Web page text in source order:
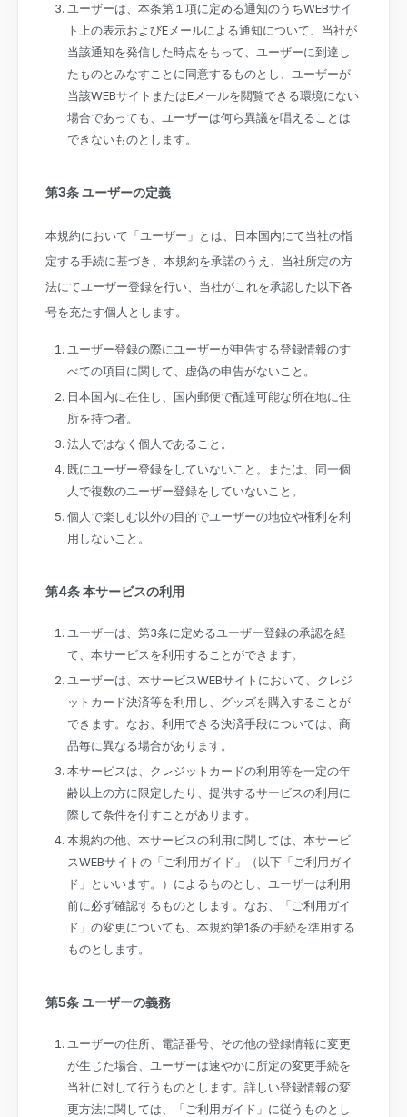
ユーザーは、本条第１項に定める通知のうちWEBサイ
ト上の表示およびEメールによる通知について、当社が
当該通知を発信した時点をもって、ユーザーに到達し
たものとみなすことに同意するものとし、ユーザーが
当該WEBサイトまたはEメールを閲覧できる環境にない
場合であっても、ユーザーは何ら異議を唱えることは
できないものとします。
第3条 ユーザーの定義
本規約において「ユーザー」とは、日本国内にて当社の指
定する手続に基づき、本規約を承諾のうえ、当社所定の方
法にてユーザー登録を行い、当社がこれを承認した以下各
号を充たす個人とします。
ユーザー登録の際にユーザーが申告する登録情報のす
べての項目に関して、虚偽の申告がないこと。
日本国内に在住し、国内郵便で配達可能な所在地に住
所を持つ者。
法人ではなく個人であること。
既にユーザー登録をしていないこと。または、同一個
人で複数のユーザー登録をしていないこと。
個人で楽しむ以外の目的でユーザーの地位や権利を利
用しないこと。
第4条 本サービスの利用
ユーザーは、第3条に定めるユーザー登録の承認を経
て、本サービスを利用することができます。
ユーザーは、本サービスWEBサイトにおいて、クレジ
ットカード決済等を利用し、グッズを購入することが
できます。なお、利用できる決済手段については、商
品毎に異なる場合があります。
本サービスは、クレジットカードの利用等を一定の年
齢以上の方に限定したり、提供するサービスの利用に
際して条件を付すことがあります。
本規約の他、本サービスの利用に関しては、本サービ
スWEBサイトの「ご利用ガイド」（以下「ご利用ガイ
ド」といいます。）によるものとし、ユーザーは利用
前に必ず確認するものとします。なお、「ご利用ガイ
ド」の変更についても、本規約第1条の手続を準用する
ものとします。
第5条 ユーザーの義務
ユーザーの住所、電話番号、その他の登録情報に変更
が生じた場合、ユーザーは速やかに所定の変更手続を
当社に対して行うものとします。詳しい登録情報の変
更方法に関しては、「ご利用ガイド」に従うものとし